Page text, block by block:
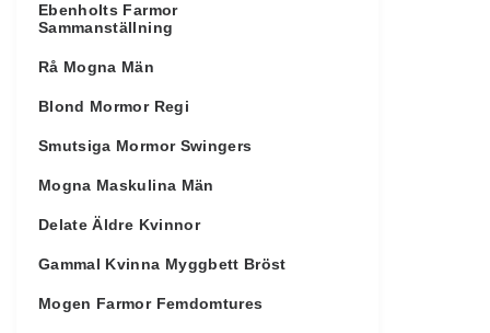
Ebenholts Farmor
Sammanställning
Rå Mogna Män
Blond Mormor Regi
Smutsiga Mormor Swingers
Mogna Maskulina Män
Delate Äldre Kvinnor
Gammal Kvinna Myggbett Bröst
Mogen Farmor Femdomtures